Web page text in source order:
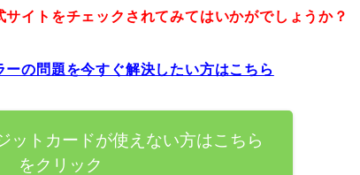
イトをチェックされてみてはいかがでしょうか？
の問題を今すぐ解決したい方はこちら
ットカードが使えない方はこちら
をクリック